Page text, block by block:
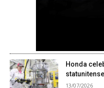
Honda
13/07/2026